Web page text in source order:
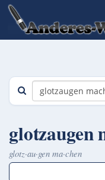
glotzaugen
glotz·au·gen ma·chen